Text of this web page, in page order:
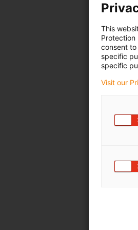
This
Protection
consent
specific
specific
Visit our